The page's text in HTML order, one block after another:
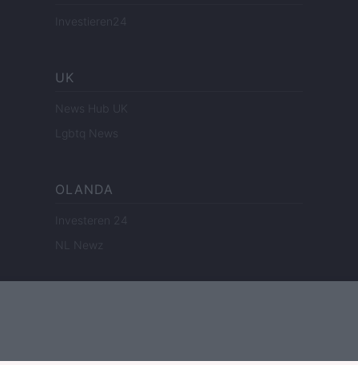
Investieren24
UK
News Hub UK
Lgbtq News
OLANDA
Investeren 24
NL Newz